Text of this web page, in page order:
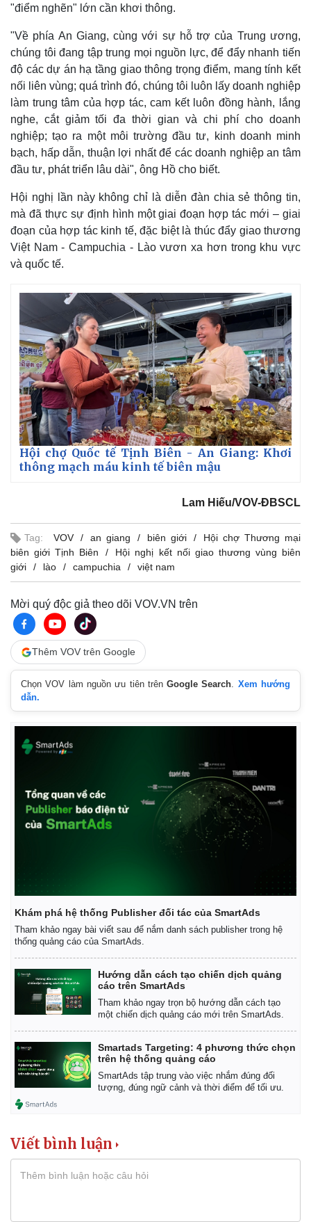
Pháp luật
Vụ án
Tin nóng
Tư vấn luật
Quân sự - Quốc phòng
"điểm nghẽn" lớn cần khơi thông.
"Về phía An Giang, cùng với sự hỗ trợ của Trung ương,
chúng tôi đang tập trung mọi nguồn lực, để đẩy nhanh tiến
độ các dự án hạ tầng giao thông trọng điểm, mang tính kết
nối liên vùng; quá trình đó, chúng tôi luôn lấy doanh nghiệp
làm trung tâm của hợp tác, cam kết luôn đồng hành, lắng
nghe, cắt giảm tối đa thời gian và chi phí cho doanh
nghiệp; tạo ra một môi trường đầu tư, kinh doanh minh
bạch, hấp dẫn, thuận lợi nhất để các doanh nghiệp an tâm
đầu tư, phát triển lâu dài", ông Hồ cho biết.
Hội nghị lần này không chỉ là diễn đàn chia sẻ thông tin,
mà đã thực sự định hình một giai đoạn hợp tác mới – giai
đoạn của hợp tác kinh tế, đặc biệt là thúc đẩy giao thương
Việt Nam - Campuchia - Lào vươn xa hơn trong khu vực
và quốc tế.
Hội chợ Quốc tế Tịnh Biên - An Giang: Khơi
thông mạch máu kinh tế biên mậu
Lam Hiếu/VOV-ĐBSCL
Tag: VOV an giang biên giới
Hội chợ Thương mại
biên giới Tịnh Biên
Hội nghị kết nối giao thương vùng biên
giới
lào campuchia việt nam
Mời quý độc giả theo dõi VOV.VN trên
Thêm VOV trên Google
Chọn VOV làm nguồn ưu tiên trênGoogle Search. Xem hướng
dẫn.
Khám phá hệ thống Publisher đối tác của SmartAds
Tham khảo ngay bài viết sau để nắm danh sách publisher trong hệ
thống quảng cáo của SmartAds.
Hướng dẫn cách tạo chiến dịch quảng
cáo trên SmartAds
Tham khảo ngay trọn bộ hướng dẫn cách tạo
một chiến dịch quảng cáo mới trên SmartAds.
Smartads Targeting: 4 phương thức chọn
trên hệ thống quảng cáo
SmartAds tập trung vào việc nhắm đúng đối
tượng, đúng ngữ cảnh và thời điểm để tối ưu.
Viết bình luận